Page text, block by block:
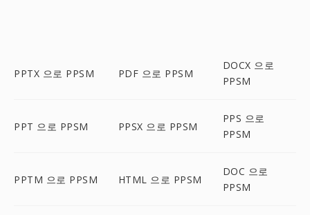
PPTX 으로 PPSM PDF 으로 PPSM
DOCX 으로
PPSM
PPT 으로 PPSM PPSX 으로 PPSM
PPS 으로
PPSM
PPTM 으로 PPSM HTML 으로 PPSM
DOC 으로
PPSM